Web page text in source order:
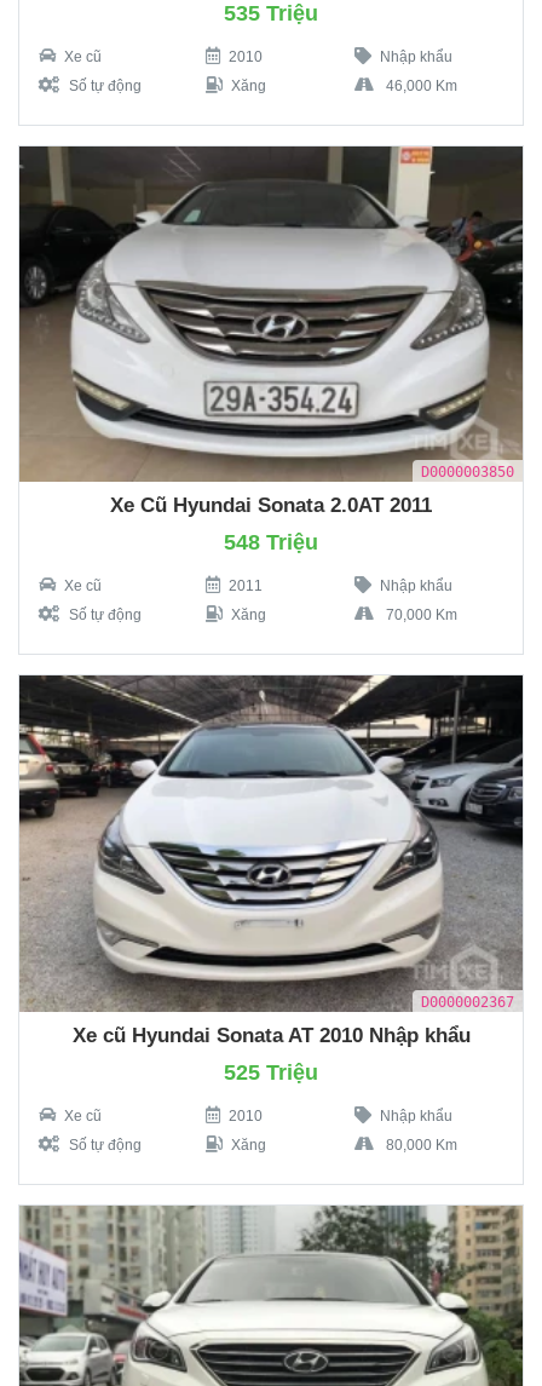
535 Triệu
Xe cũ 2010
Nhập khẩu
Số tự động
Xăng 46,000 Km
D0000003850
Xe Cũ Hyundai Sonata 2.0AT 2011
548 Triệu
Xe cũ 2011
Nhập khẩu
Số tự động
Xăng 70,000 Km
D0000002367
Xe cũ Hyundai Sonata AT 2010 Nhập khẩu
525 Triệu
Xe cũ 2010
Nhập khẩu
Số tự động
Xăng 80,000 Km